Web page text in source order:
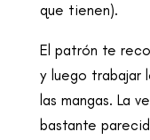
que tienen).
El patrón te
y luego trabajar
las mangas. La
bastante